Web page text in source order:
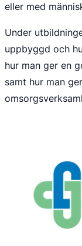
eller med
Under
uppbyggd och
hur man ger en
samt hur man